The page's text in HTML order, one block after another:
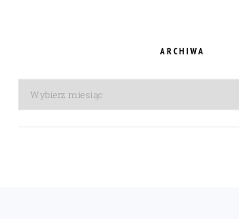
ARCHIWA
Archiwa